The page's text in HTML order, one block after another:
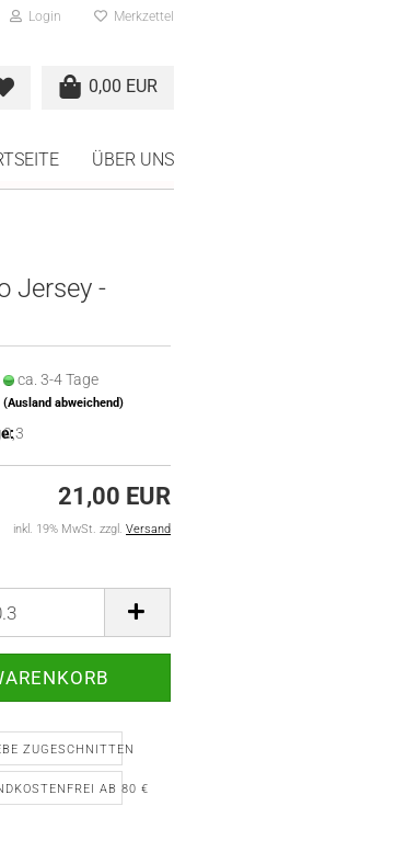
Login Merkzettel
0,00 EUR
ÜBER UNS
Jersey -
ca. 3-4 Tage
(Ausland abweichend)
0,3
21,00 EUR
inkl. 19% MwSt. zzgl. Versand
ZUGESCHNITTEN
AB 80 €